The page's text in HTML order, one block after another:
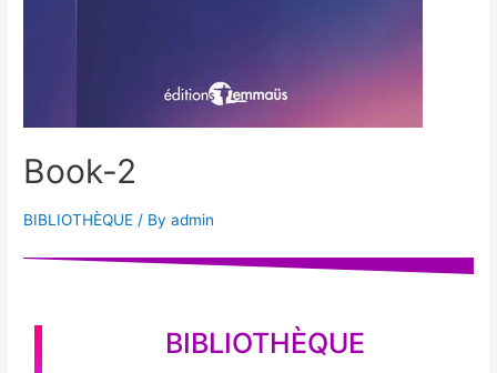
Book-2
BIBLIOTHÈQUE / Byadmin
BIBLIOTHÈQUE